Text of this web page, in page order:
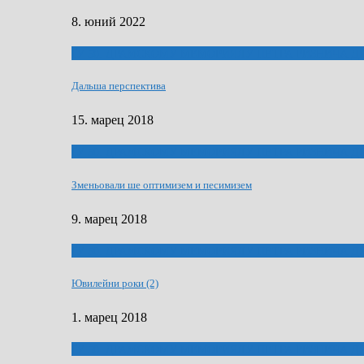
8. юний 2022
Дальша перспектива
15. марец 2018
Зменьовали ше оптимизем и песимизем
9. марец 2018
Ювилейни роки (2)
1. марец 2018